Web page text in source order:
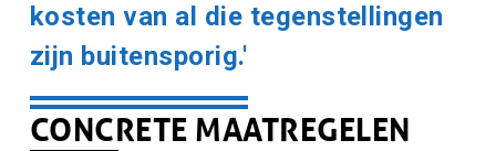
kosten van al die tegenstellingen
zijn buitensporig.'
CONCRETE MAATREGELEN